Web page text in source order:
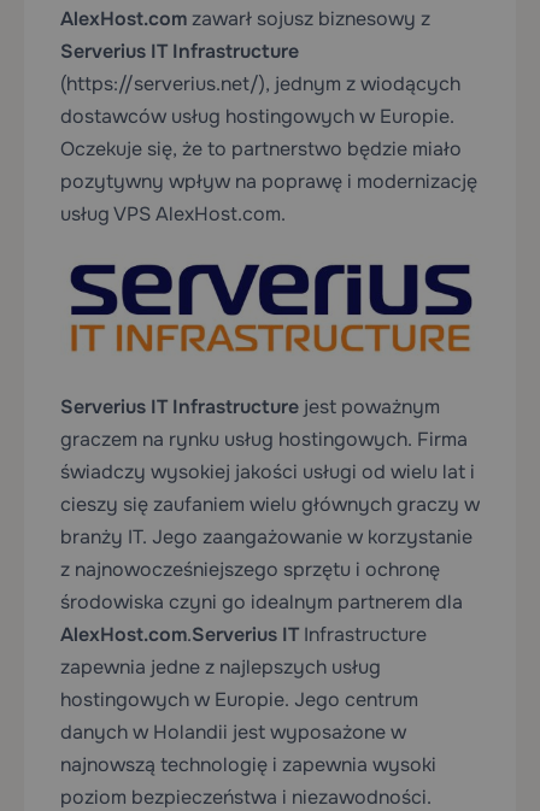
AlexHost.comzawarł sojusz biznesowy z
Serverius IT Infrastructure
(https://serverius.net/), jednym z wiodących
dostawców usług hostingowych w Europie.
Oczekuje się, że to partnerstwo będzie miało
pozytywny wpływ na poprawę i modernizację
usług VPS AlexHost.com.
Serverius IT Infrastructure jest poważnym
graczem na rynku usług hostingowych. Firma
świadczy wysokiej jakości usługi od wielu lat i
cieszy się zaufaniem wielu głównych graczy w
branży IT. Jego zaangażowanie w korzystanie
z najnowocześniejszego sprzętu i ochronę
środowiska czyni go idealnym partnerem dla
AlexHost.com.Serverius IT Infrastructure
zapewnia jedne z najlepszych usług
hostingowych w Europie. Jego centrum
danych w Holandii jest wyposażone w
najnowszą technologię i zapewnia wysoki
poziom bezpieczeństwa i niezawodności.